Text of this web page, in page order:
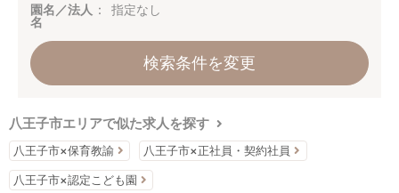
園名／法人
名
指定なし
検索条件を変更
八王子市エリアで似た求人を探す
八王子市×保育教諭 八王子市×正社員・契約社員
八王子市×認定こども園